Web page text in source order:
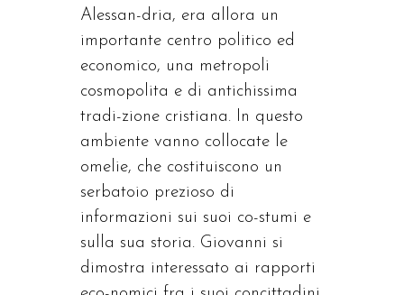
Alessan-dria, era allora un
importante centro politico ed
economico, una metropoli
cosmopolita e di antichissima
tradi-zione cristiana. In questo
ambiente vanno collocate le
omelie, che costituiscono un
serbatoio prezioso di
informazioni sui suoi co-stumi e
sulla sua storia. Giovanni si
dimostra interessato ai rapporti